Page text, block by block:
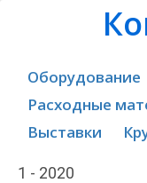
Оборудование
Расходные
Выставки
1 - 2020